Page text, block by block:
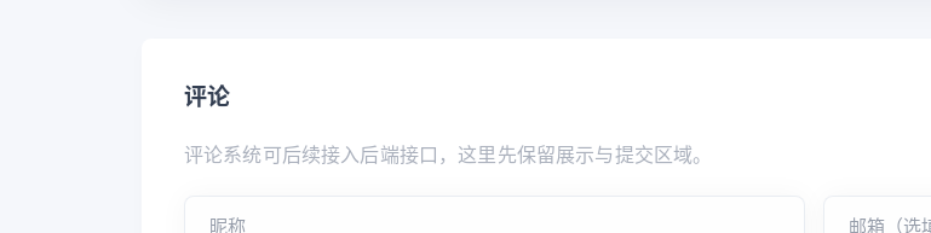
评论
评论系统可后续接入后端接口，这里先保留展示与提交区域。